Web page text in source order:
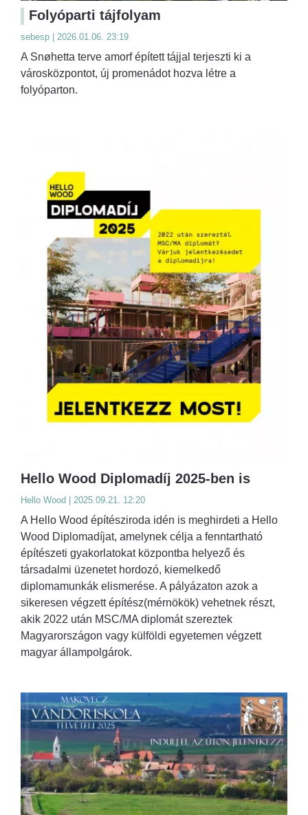
Folyóparti tájfolyam
sebesp | 2026.01.06. 23:19
A Snøhetta terve amorf épített tájjal terjeszti ki a
városközpontot, új promenádot hozva létre a
folyóparton.
Hello Wood Diplomadíj 2025-ben is
Hello Wood | 2025.09.21. 12:20
A Hello Wood építésziroda idén is meghirdeti a Hello
Wood Diplomadíjat, amelynek célja a fenntartható
építészeti gyakorlatokat központba helyező és
társadalmi üzenetet hordozó, kiemelkedő
diplomamunkák elismerése. A pályázaton azok a
sikeresen végzett építész(mérnökök) vehetnek részt,
akik 2022 után MSC/MA diplomát szereztek
Magyarországon vagy külföldi egyetemen végzett
magyar állampolgárok.